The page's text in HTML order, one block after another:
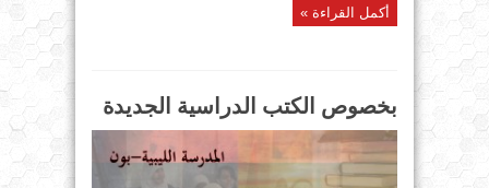
أكمل القراءة »
بخصوص الكتب الدراسية الجديدة